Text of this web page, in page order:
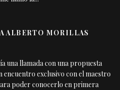
ALBERTO MORILLAS
una llamada con una propuesta
exclusivo con el maestro
poder conocerlo en primera